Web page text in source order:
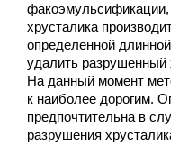
хрусталика
определенной
удалить разрушенный
На данный момент
к наиболее дорогим.
предпочтительна в
разрушения